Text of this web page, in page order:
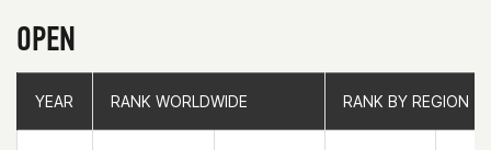
OPEN
YEAR RANK WORLDWIDE RANK BY REGION
YEAR RANK WORLDWIDE RANK BY REGION